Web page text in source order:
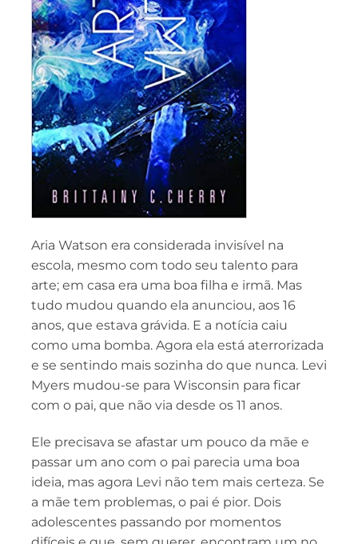
Aria Watson era considerada invisível na
escola, mesmo com todo seu talento para
arte; em casa era uma boa filha e irmã. Mas
tudo mudou quando ela anunciou, aos 16
anos, que estava grávida. E a notícia caiu
como uma bomba. Agora ela está aterrorizada
e se sentindo mais sozinha do que nunca. Levi
Myers mudou-se para Wisconsin para ficar
com o pai, que não via desde os 11 anos.
Ele precisava se afastar um pouco da mãe e
passar um ano com o pai parecia uma boa
ideia, mas agora Levi não tem mais certeza. Se
a mãe tem problemas, o pai é pior. Dois
adolescentes passando por momentos